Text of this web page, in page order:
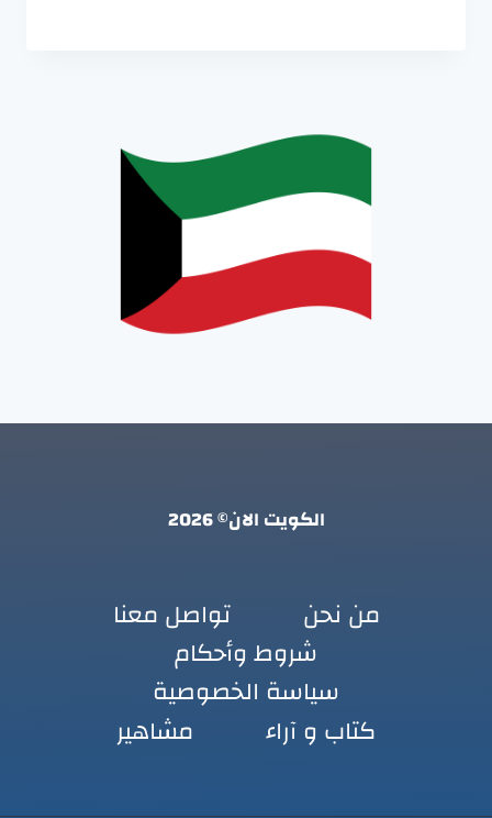
الكويت الان© 2026
من نحن
تواصل معنا
شروط وأحكام
سياسة الخصوصية
كتاب و آراء
مشاهير